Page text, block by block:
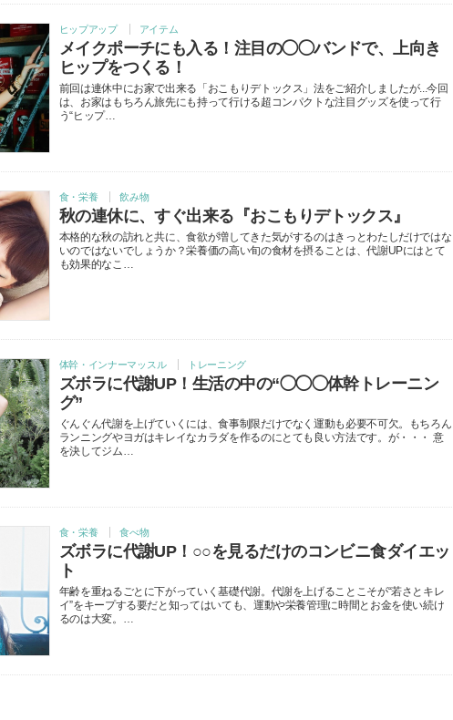
ヒップアップ アイテム
メイクポーチにも入る！注目の◯◯バンドで、上向き
ヒップをつくる！
前回は連休中にお家で出来る「おこもりデトックス」法をご紹介しましたが...今回
は、お家はもちろん旅先にも持って行ける超コンパクトな注目グッズを使って行
う“ヒップ…
食・栄養 飲み物
秋の連休に、すぐ出来る『おこもりデトックス』
本格的な秋の訪れと共に、食欲が増してきた気がするのはきっとわたしだけではな
いのではないでしょうか？栄養価の高い旬の食材を摂ることは、代謝UPにはとて
も効果的なこ…
体幹・インナーマッスル トレーニング
ズボラに代謝UP！生活の中の“◯◯◯体幹トレーニン
グ”
ぐんぐん代謝を上げていくには、食事制限だけでなく運動も必要不可欠。もちろん
ランニングやヨガはキレイなカラダを作るのにとても良い方法です。が・・・ 意
を決してジム…
食・栄養 食べ物
ズボラに代謝UP！○○を見るだけのコンビニ食ダイエッ
ト
年齢を重ねるごとに下がっていく基礎代謝。代謝を上げることこそが“若さとキレ
イ”をキープする要だと知ってはいても、運動や栄養管理に時間とお金を使い続け
るのは大変。…